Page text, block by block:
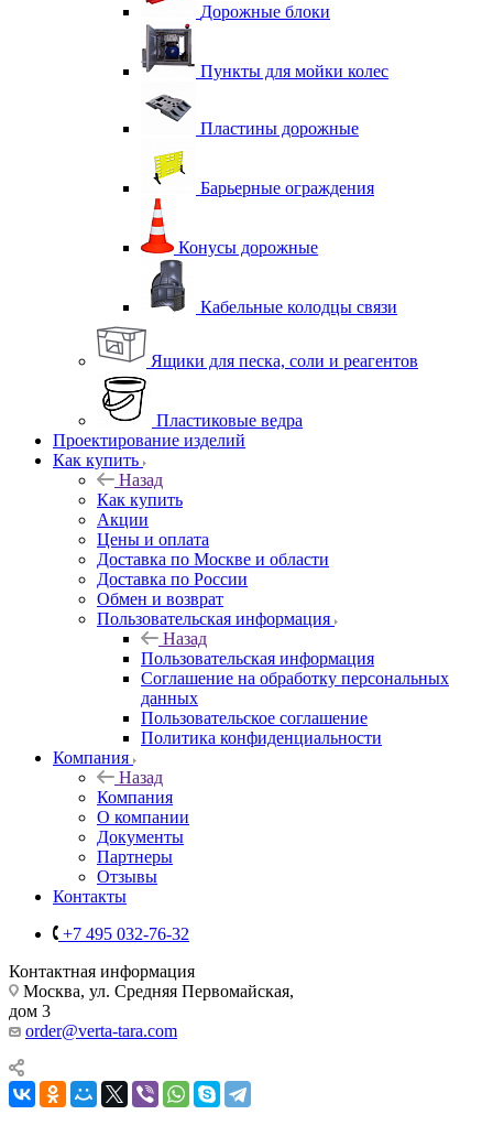
Дорожные блоки
Пункты для мойки колес
Пластины дорожные
Барьерные ограждения
Конусы дорожные
Кабельные колодцы связи
Ящики для песка, соли и реагентов
Пластиковые ведра
Проектирование изделий
Как купить
Назад
Как купить
Акции
Цены и оплата
Доставка по Москве и области
Доставка по России
Обмен и возврат
Пользовательская информация
Назад
Пользовательская информация
Соглашение на обработку персональных
данных
Пользовательское соглашение
Политика конфиденциальности
Компания
Назад
Компания
О компании
Документы
Партнеры
Отзывы
Контакты
+7 495 032-76-32
Контактная информация
Москва, ул. Средняя Первомайская,
дом 3
order@verta-tara.com